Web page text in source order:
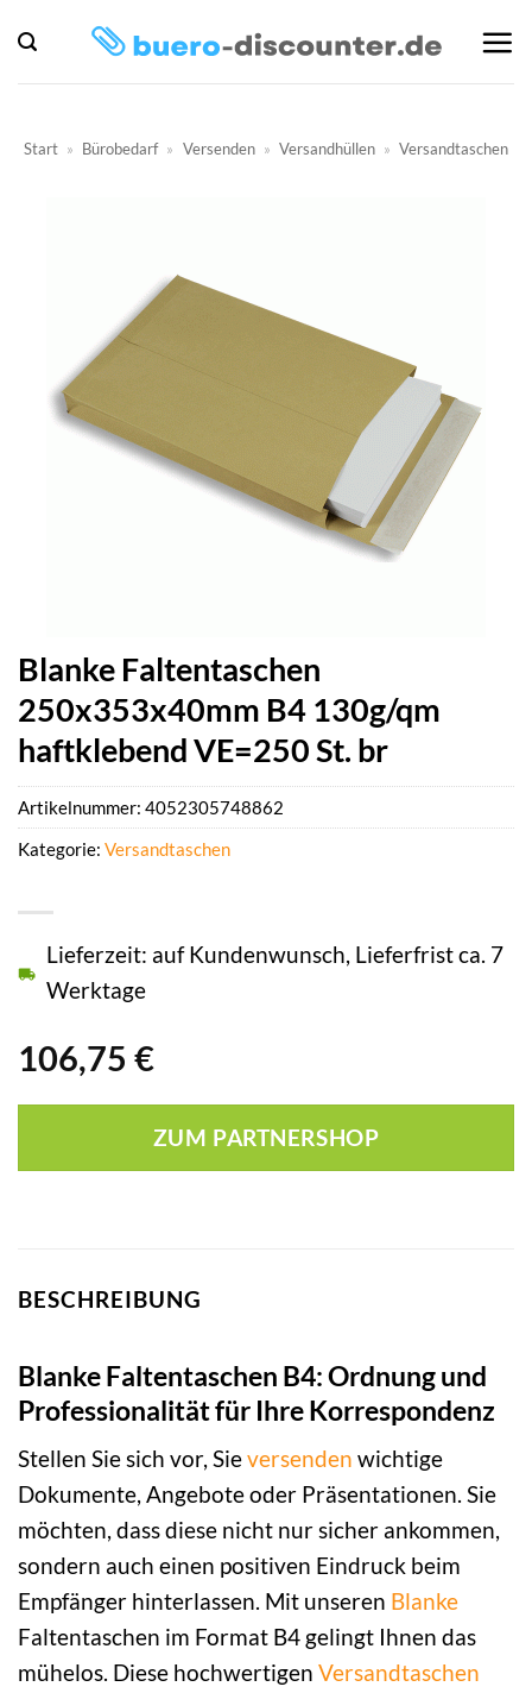
Inhalt
springen
Start » Bürobedarf » Versenden » Versandhüllen » Versandtaschen
Blanke Faltentaschen
250x353x40mm B4 130g/qm
haftklebend VE=250 St. br
106,75 €
Lieferzeit: auf Kundenwunsch, Lieferfrist ca. 7
Werktage
ZUM PARTNERSHOP
Artikelnummer: 4052305748862
Kategorie: Versandtaschen
BESCHREIBUNG
Blanke Faltentaschen B4: Ordnung und
Professionalität für Ihre Korrespondenz
Stellen Sie sich vor, Sieversenden wichtige
Dokumente, Angebote oder Präsentationen. Sie
möchten, dass diese nicht nur sicher ankommen,
sondern auch einen positiven Eindruck beim
Empfänger hinterlassen. Mit unseren Blanke
Faltentaschen im Format B4 gelingt Ihnen das
mühelos. Diese hochwertigen Versandtaschen